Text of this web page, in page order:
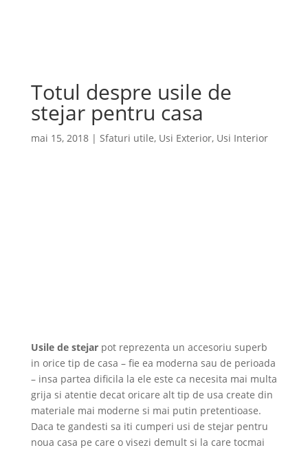
Totul despre usile de
stejar pentru casa
mai 15, 2018| Sfaturi utile, Usi Exterior, Usi Interior
Usile de stejarpot reprezenta un accesoriu superb
in orice tip de casa – fie ea moderna sau de perioada
– insa partea dificila la ele este ca necesita mai multa
grija si atentie decat oricare alt tip de usa create din
materiale mai moderne si mai putin pretentioase.
Daca te gandesti sa iti cumperi usi de stejar pentru
noua casa pe care o visezi demult si la care tocmai